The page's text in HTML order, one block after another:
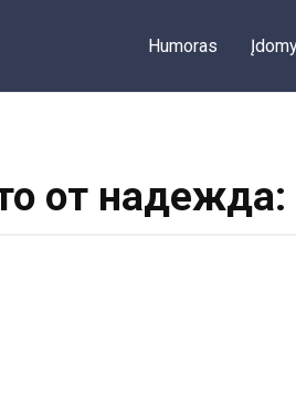
Humoras
от